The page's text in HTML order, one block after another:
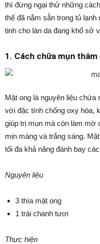
thì đừng ngại thử những
thể đã nằm sẵn trong tủ
tinh cho làn da đang khổ sở
1. Cách chữa mụn
Mật ong là nguyên liệu chứa
với đặc tính chống oxy hóa,
giúp trị mụn mà còn làm mờ
mịn màng và trắng sáng.
tối đa khả năng đánh bay
Nguyên liệu
3 thìa mật ong
1 trái chanh tươi
Thực hiện